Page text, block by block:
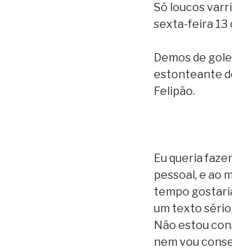
Só loucos
sexta-feira 13
Demos de
estonteante
Felipão.
Eu queria
pessoal, e ao
tempo
um texto
Não estou
nem vou